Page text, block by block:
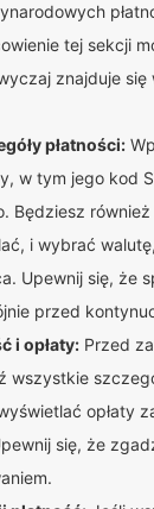
tej sekcji
znajduje się
płatności:
w tym jego kod
Będziesz również
i wybrać
Upewnij się, że
przed
i opłaty: Przed
wszystkie
opłaty
się, że